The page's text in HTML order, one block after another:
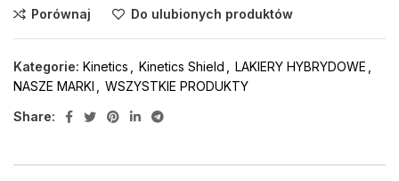
Porównaj Do ulubionych produktów
Kategorie: Kinetics Kinetics Shield LAKIERY HYBRYDOWE
NASZE MARKI
WSZYSTKIE PRODUKTY
Share: